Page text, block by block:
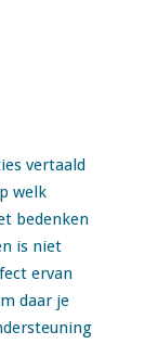
vertaald
welk
bedenken
is niet
ervan
daar je